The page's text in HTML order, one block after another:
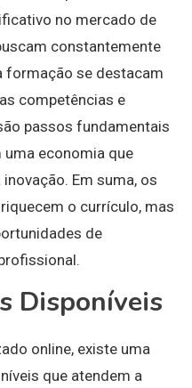
no mercado de
constantemente
formação se destacam
competências e
passos fundamentais
uma economia que
Em suma, os
o currículo, mas
de
Disponíveis
online, existe uma
que atendem a